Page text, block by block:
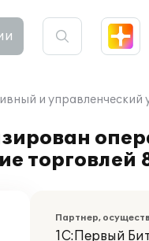
и управленческий
торговлей
Партнер,
1С:Первый